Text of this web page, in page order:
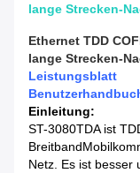
lange Strecken-
Ethernet TDD
lange Strecken-
Leistungsblatt
Einleitung:
ST-3080TDA ist
Netz. Es ist besser